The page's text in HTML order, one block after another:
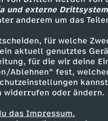
und externe
anderem um das
für welche
aktuell genutztes
für die wir deine
Ablehnen" fest,
widerrufen oder ändern.
das Impressum.
Inhalte
Reportage